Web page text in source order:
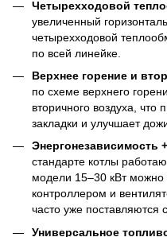
Четырехходовой
увеличенный
четырехходовой
по всей линейке.
Верхнее горение и
по схеме верхнего
вторичного воздуха,
закладки и улучшает
Энергонезависимость
стандарте котлы
модели 15–30 кВт можно
контроллером и
часто уже поставляются
Универсальное